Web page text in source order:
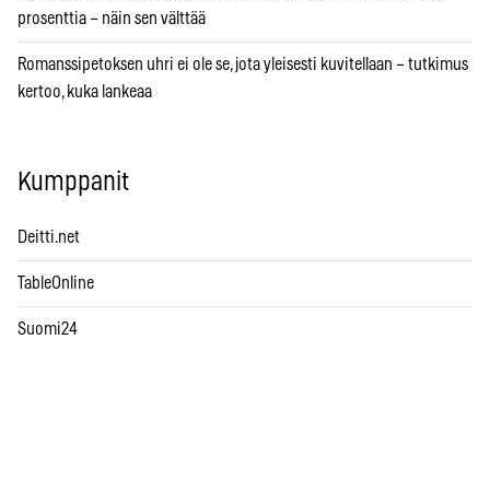
prosenttia – näin sen välttää
Romanssipetoksen uhri ei ole se, jota yleisesti kuvitellaan – tutkimus
kertoo, kuka lankeaa
Kumppanit
Deitti.net
TableOnline
Suomi24